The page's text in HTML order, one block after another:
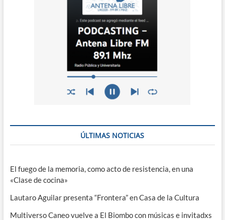
ÚLTIMAS NOTICIAS
El fuego de la memoria, como acto de resistencia, en una
«Clase de cocina»
Lautaro Aguilar presenta “Frontera” en Casa de la Cultura
Multiverso Caneo vuelve a El Biombo con músicas e invitadxs